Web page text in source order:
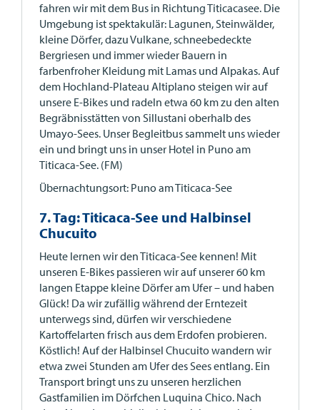
fahren wir mit dem Bus in Richtung Titicacasee. Die
Umgebung ist spektakulär: Lagunen, Steinwälder,
kleine Dörfer, dazu Vulkane, schneebedeckte
Bergriesen und immer wieder Bauern in
farbenfroher Kleidung mit Lamas und Alpakas. Auf
dem Hochland-Plateau Altiplano steigen wir auf
unsere E-Bikes und radeln etwa 60 km zu den alten
Begräbnisstätten von Sillustani oberhalb des
Umayo-Sees. Unser Begleitbus sammelt uns wieder
ein und bringt uns in unser Hotel in Puno am
Titicaca-See. (FM)
Übernachtungsort: Puno am Titicaca-See
7. Tag: Titicaca-See und Halbinsel
Chucuito
Heute lernen wir den Titicaca-See kennen! Mit
unseren E-Bikes passieren wir auf unserer 60 km
langen Etappe kleine Dörfer am Ufer – und haben
Glück! Da wir zufällig während der Erntezeit
unterwegs sind, dürfen wir verschiedene
Kartoffelarten frisch aus dem Erdofen probieren.
Köstlich! Auf der Halbinsel Chucuito wandern wir
etwa zwei Stunden am Ufer des Sees entlang. Ein
Transport bringt uns zu unseren herzlichen
Gastfamilien im Dörfchen Luquina Chico. Nach